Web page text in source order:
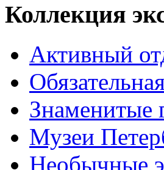
Коллекция
Активный
Знаменитые
Музеи
Необычные